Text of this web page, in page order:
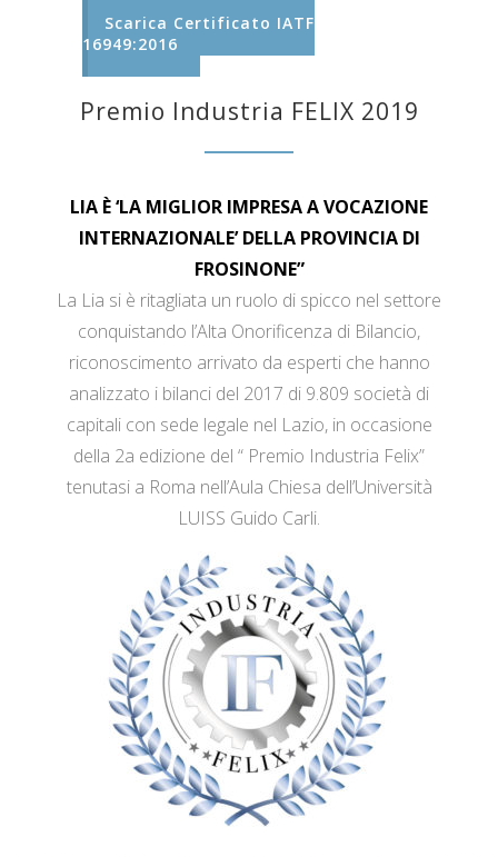
Scarica Certificato IATF
16949:2016
Premio Industria FELIX 2019
LIA È ‘LA MIGLIOR IMPRESA A VOCAZIONE
INTERNAZIONALE’ DELLA PROVINCIA DI
FROSINONE”
La Lia si è ritagliata un ruolo di spicco nel settore
conquistando l’Alta Onorificenza di Bilancio,
riconoscimento arrivato da esperti che hanno
analizzato i bilanci del 2017 di 9.809 società di
capitali con sede legale nel Lazio, in occasione
della 2a edizione del “ Premio Industria Felix”
tenutasi a Roma nell’Aula Chiesa dell’Università
LUISS Guido Carli.